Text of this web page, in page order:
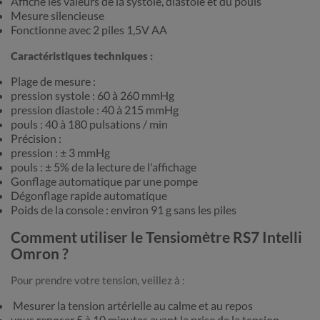
Mesure silencieuse
Fonctionne avec 2 piles 1,5V AA
Caractéristiques techniques :
Plage de mesure :
pression systole : 60 à 260 mmHg
pression diastole : 40 à 215 mmHg
pouls : 40 à 180 pulsations / min
Précision :
pression : ± 3 mmHg
pouls : ± 5% de la lecture de l'affichage
Gonflage automatique par une pompe
Dégonflage rapide automatique
Poids de la console : environ 91 g sans les piles
Comment utiliser le Tensiomètre RS7 Intelli
Omron ?
Pour prendre votre tension, veillez à :
Mesurer la tension artérielle au calme et au repos